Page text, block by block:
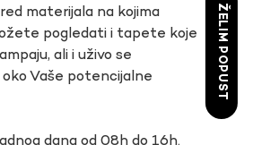
materijala na kojima
pogledati i tapete koje
ali i uživo se
Vaše potencijalne
ŽELIM POPUST